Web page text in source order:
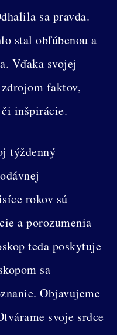
sa pravda.
stal obľúbenou a
Vďaka svojej
faktov,
či inšpirácie.
týždenný
rokov sú
a porozumenia
teda poskytuje
sa
Objavujeme
svoje srdce